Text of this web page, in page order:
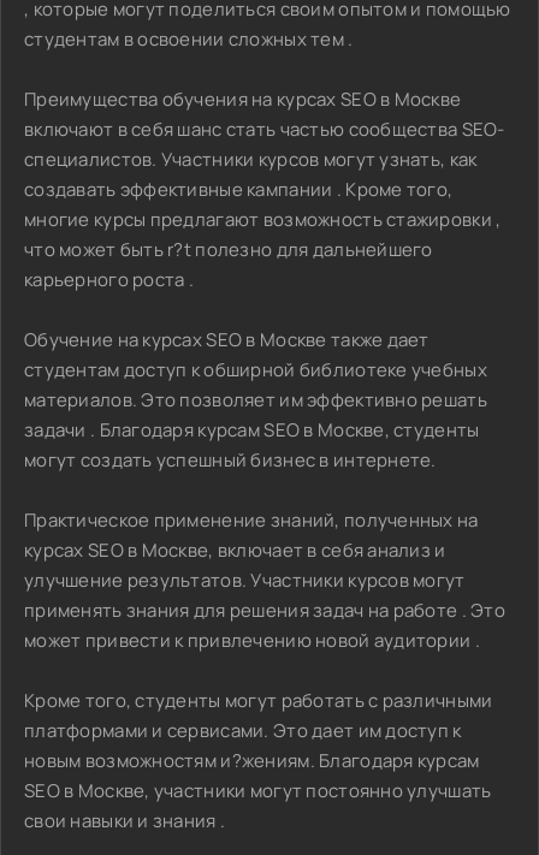
, которые могут поделиться своим опытом и помощью
студентам в освоении сложных тем .
Преимущества обучения на курсах SEO в Москве
включают в себя шанс стать частью сообщества SEO-
специалистов. Участники курсов могут узнать, как
создавать эффективные кампании . Кроме того,
многие курсы предлагают возможность стажировки ,
что может быть r?t полезно для дальнейшего
карьерного роста .
Обучение на курсах SEO в Москве также дает
студентам доступ к обширной библиотеке учебных
материалов. Это позволяет им эффективно решать
задачи . Благодаря курсам SEO в Москве, студенты
могут создать успешный бизнес в интернете.
Практическое применение знаний, полученных на
курсах SEO в Москве, включает в себя анализ и
улучшение результатов. Участники курсов могут
применять знания для решения задач на работе . Это
может привести к привлечению новой аудитории .
Кроме того, студенты могут работать с различными
платформами и сервисами. Это дает им доступ к
новым возможностям и?жениям. Благодаря курсам
SEO в Москве, участники могут постоянно улучшать
свои навыки и знания .